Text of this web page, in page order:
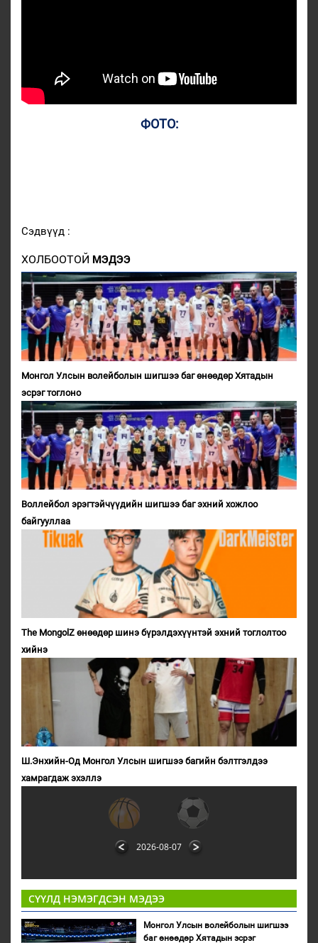
ФОТО:
Сэдвүүд :
ХОЛБООТОЙ МЭДЭЭ
Монгол Улсын волейболын шигшээ баг өнөөдөр Хятадын
эсрэг тоглоно
Воллейбол эрэгтэйчүүдийн шигшээ баг эхний хожлоо
байгууллаа
The MongolZ өнөөдөр шинэ бүрэлдэхүүнтэй эхний тоглолтоо
хийнэ
Ш.Энхийн-Од Монгол Улсын шигшээ багийн бэлтгэлдээ
хамрагдаж эхэллэ
2026-08-07
СҮҮЛД НЭМЭГДСЭН МЭДЭЭ
Монгол Улсын волейболын шигшээ
баг өнөөдөр Хятадын эсрэг